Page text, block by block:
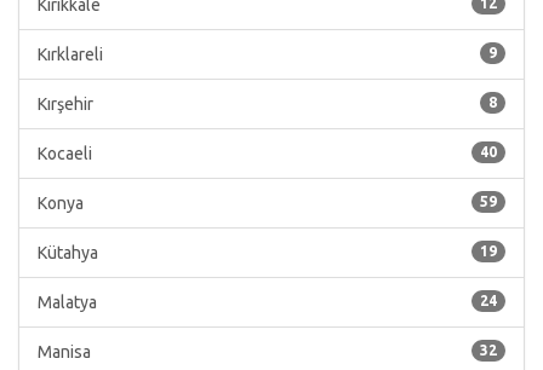
Kırıkkale
9
Kırklareli
8
Kırşehir
40
Kocaeli
59
Konya
19
Kütahya
24
Malatya
32
Manisa